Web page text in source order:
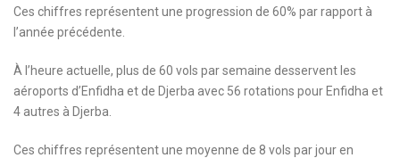
Ces chiffres représentent une progression de 60% par rapport à
l’année précédente.
À l’heure actuelle, plus de 60 vols par semaine desservent les
aéroports d’Enfidha et de Djerba avec 56 rotations pour Enfidha et
4 autres à Djerba.
Ces chiffres représentent une moyenne de 8 vols par jour en